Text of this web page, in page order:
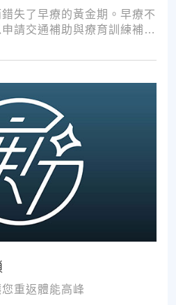
失了早療的黃金期。早療不
請交通補助與療育訓練補
重返體能高峰